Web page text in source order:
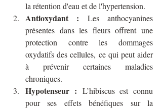
la rétention d'eau et de l'hypertension.
Antioxydant : Les anthocyanines
présentes dans les fleurs offrent une
protection contre les dommages
oxydatifs des cellules, ce qui peut aider
à prévenir certaines maladies
chroniques.
Hypotenseur : L’hibiscus est connu
pour ses effets bénéfiques sur la